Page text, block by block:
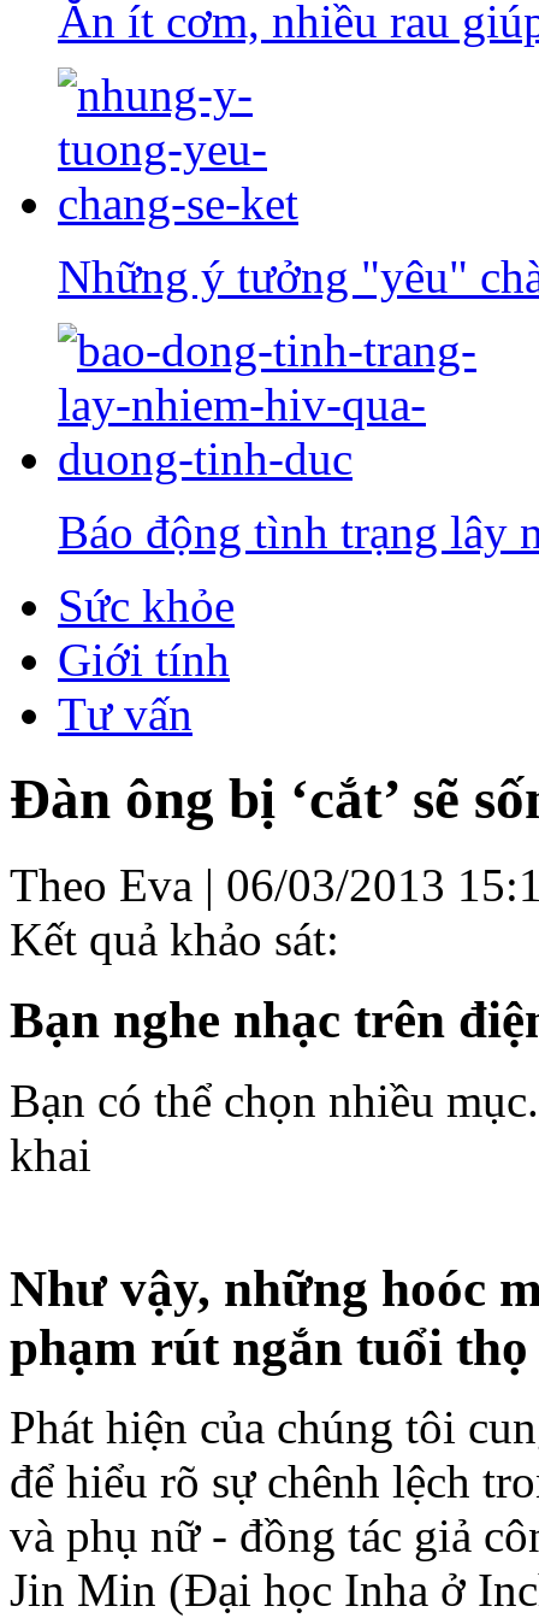
Ăn ít cơm, nhiều rau
Những ý tưởng "yêu"
Báo động tình trạng lây
Sức khỏe
Giới tính
Tư vấn
Đàn ông bị ‘cắt’ sẽ
Theo Eva | 06/03/2013
Kết quả khảo sát:
Bạn nghe nhạc trên
Bạn có thể chọn nhiều
khai
Như vậy, những hoóc
phạm rút ngắn tuổi
Phát hiện của chúng tôi
để hiểu rõ sự chênh lệch
và phụ nữ - đồng tác giả
Jin Min (Đại học Inha ở